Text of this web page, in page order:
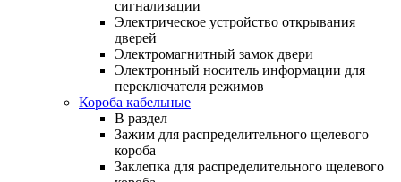
сигнализации
Электрическое устройство открывания
дверей
Электромагнитный замок двери
Электронный носитель информации для
переключателя режимов
Короба кабельные
В раздел
Зажим для распределительного щелевого
короба
Заклепка для распределительного щелевого